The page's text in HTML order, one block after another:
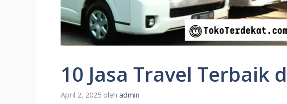
10 Jasa Travel Terbaik
April 2, 2025 oleh admin